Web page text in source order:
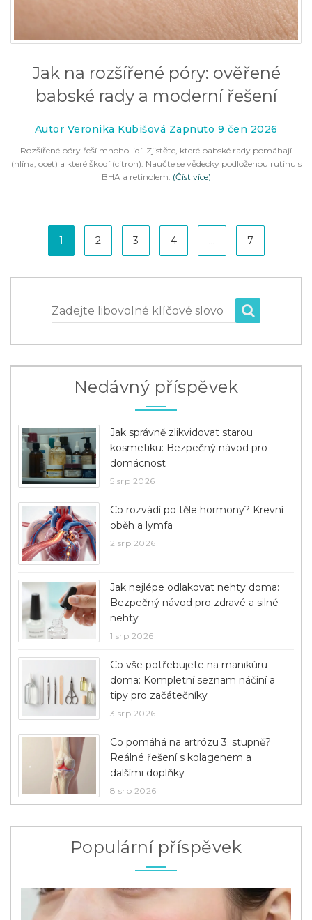
Jak na rozšířené póry: ověřené
babské rady a moderní řešení
Autor Veronika Kubišová Zapnuto 9 čen 2026
Rozšířené póry řeší mnoho lidí. Zjistěte, které babské rady pomáhají
(hlína, ocet) a které škodí (citron). Naučte se vědecky podloženou rutinu s
BHA a retinolem. (Číst více)
1 2 3 4 … 7
Zadejte libovolné klíčové slovo
Nedávný příspěvek
Jak správně zlikvidovat starou
kosmetiku: Bezpečný návod pro
domácnost
5 srp 2026
Co rozvádí po těle hormony? Krevní
oběh a lymfa
2 srp 2026
Jak nejlépe odlakovat nehty doma:
Bezpečný návod pro zdravé a silné
nehty
1 srp 2026
Co vše potřebujete na manikúru
doma: Kompletní seznam náčiní a
tipy pro začátečníky
3 srp 2026
Co pomáhá na artrózu 3. stupně?
Reálné řešení s kolagenem a
dalšími doplňky
8 srp 2026
Populární příspěvek